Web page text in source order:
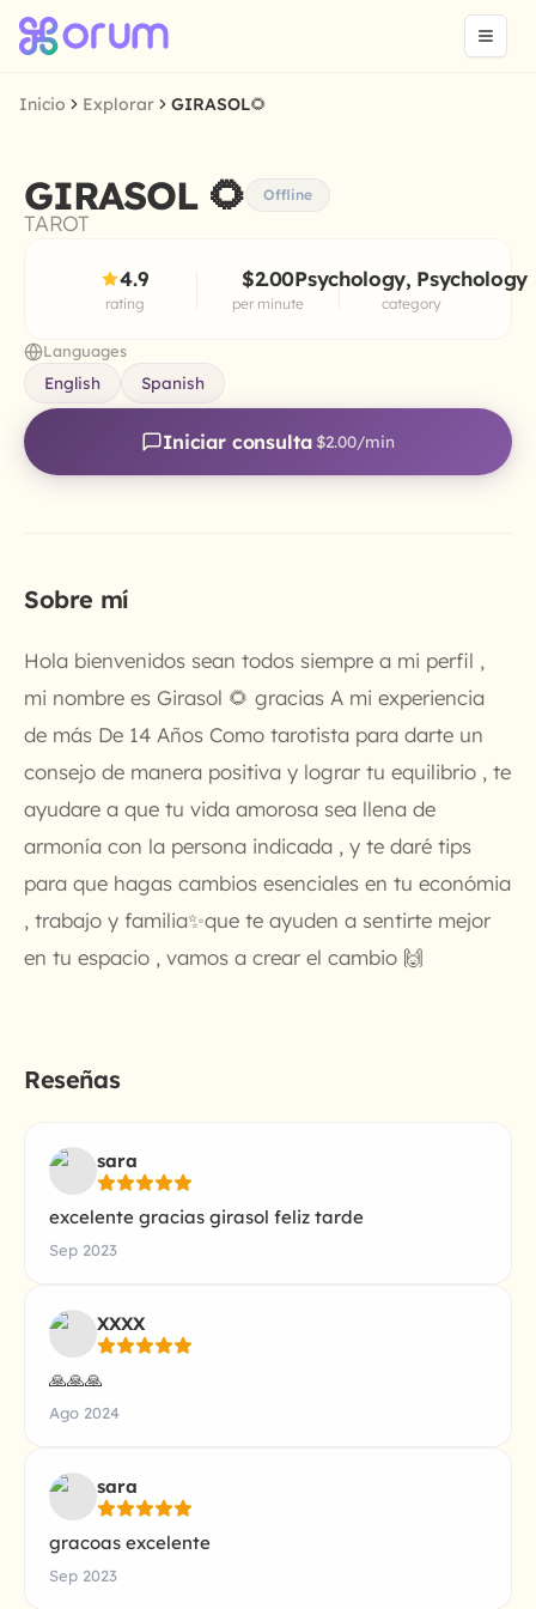
Inicio Explorar GIRASOL🌻
GIRASOL 🌻 Offline
TAROT
4.9
rating
$2.00
per minute
Psychology, Psychology
category
Languages
English Spanish
Iniciar consulta $2.00/min
Sobre mí
Hola bienvenidos sean todos siempre a mi perfil ,
mi nombre es Girasol 🌻 gracias A mi experiencia
de más De 14 Años Como tarotista para darte un
consejo de manera positiva y lograr tu equilibrio , te
ayudare a que tu vida amorosa sea llena de
armonía con la persona indicada , y te daré tips
para que hagas cambios esenciales en tu económia
, trabajo y familia✨que te ayuden a sentirte mejor
en tu espacio , vamos a crear el cambio 🙌
Reseñas
sara
excelente gracias girasol feliz tarde
Sep 2023
XXXX
🙏🙏🙏
Ago 2024
sara
gracoas excelente
Sep 2023